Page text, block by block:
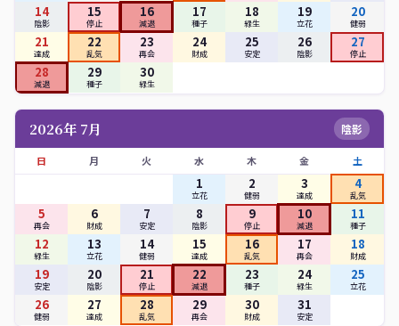
14
陰影
15
停止
16
減退
17
種子
18
緑生
19
立花
20
健弱
21
達成
22
乱気
23
再会
24
財成
25
安定
26
陰影
27
停止
28
減退
29
種子
30
緑生
2026年 7月 陰影
日 月 火 水 木 金 土
1
立花
2
健弱
3
達成
4
乱気
5
再会
6
財成
7
安定
8
陰影
9
停止
10
減退
11
種子
12
緑生
13
立花
14
健弱
15
達成
16
乱気
17
再会
18
財成
19
安定
20
陰影
21
停止
22
減退
23
種子
24
緑生
25
立花
26
健弱
27
達成
28
乱気
29
再会
30
財成
31
安定